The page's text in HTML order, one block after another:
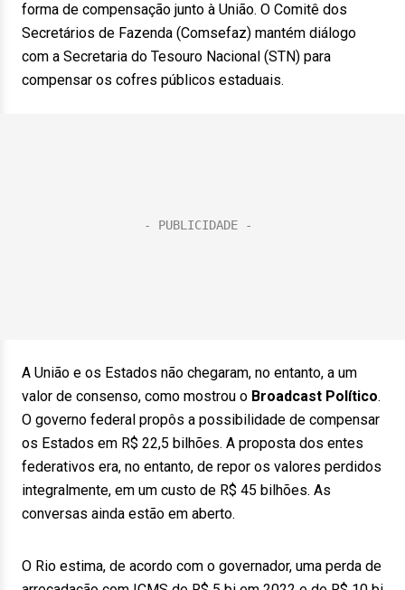
forma de compensação junto à União. O Comitê dos
Secretários de Fazenda (Comsefaz) mantém diálogo
com a Secretaria do Tesouro Nacional (STN) para
compensar os cofres públicos estaduais.
A União e os Estados não chegaram, no entanto, a um
valor de consenso, como mostrou o Broadcast Político.
O governo federal propôs a possibilidade de compensar
os Estados em R$ 22,5 bilhões. A proposta dos entes
federativos era, no entanto, de repor os valores perdidos
integralmente, em um custo de R$ 45 bilhões. As
conversas ainda estão em aberto.
O Rio estima, de acordo com o governador, uma perda de